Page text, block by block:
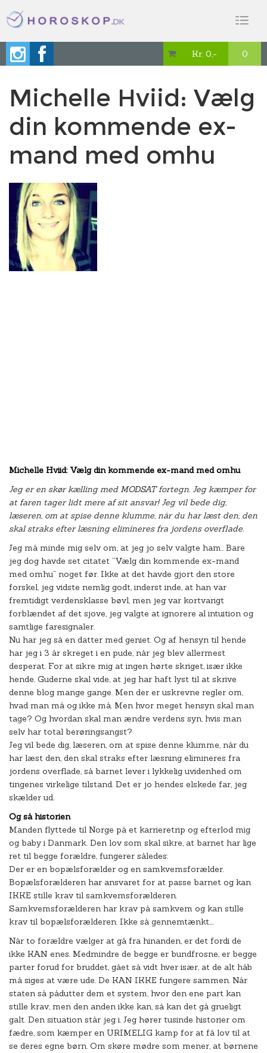
 Kr. 0,- 0
Michelle Hviid: Vælg
din kommende ex-
mand med omhu
Michelle Hviid: Vælg din kommende ex-mand med omhu
Jeg er en skør kælling med MODSAT fortegn. Jeg kæmper for
at faren tager lidt mere af sit ansvar! Jeg vil bede dig,
læseren, om at spise denne klumme, når du har læst den, den
skal straks efter læsning elimineres fra jordens overflade.
Jeg må minde mig selv om, at jeg jo selv valgte ham.. Bare
jeg dog havde set citatet ”Vælg din kommende ex-mand
med omhu” noget før. Ikke at det havde gjort den store
forskel, jeg vidste nemlig godt, inderst inde, at han var
fremtidigt verdensklasse bøvl, men jeg var kortvarigt
forblændet af det sjove, jeg valgte at ignorere al intuition og
samtlige faresignaler.
Nu har jeg så en datter med geniet. Og af hensyn til hende
har jeg i 3 år skreget i en pude, når jeg blev allermest
desperat. For at sikre mig at ingen hørte skriget, især ikke
hende. Guderne skal vide, at jeg har haft lyst til at skrive
denne blog mange gange. Men der er uskrevne regler om,
hvad man må og ikke må. Men hvor meget hensyn skal man
tage? Og hvordan skal man ændre verdens syn, hvis man
selv har total berøringsangst?
Jeg vil bede dig, læseren, om at spise denne klumme, når du
har læst den, den skal straks efter læsning elimineres fra
jordens overflade, så barnet lever i lykkelig uvidenhed om
tingenes virkelige tilstand. Det er jo hendes elskede far, jeg
skælder ud.
Og så historien
Manden flyttede til Norge på et karrieretrip og efterlod mig
og baby i Danmark. Den lov som skal sikre, at barnet har lige
ret til begge forældre, fungerer således:
Der er en bopælsforælder og en samkvemsforælder.
Bopælsforælderen har ansvaret for at passe barnet og kan
IKKE stille krav til samkvemsforælderen.
Samkvemsforælderen har krav på samkvem og kan stille
krav til bopælsforælderen. Ikke så gennemtænkt….
Når to forældre vælger at gå fra hinanden, er det fordi de
ikke KAN enes. Medmindre de begge er bundfrosne, er begge
parter forud for bruddet, gået så vidt hver især, at de alt håb
må siges at være ude. De KAN IKKE fungere sammen. Når
staten så pådutter dem et system, hvor den ene part kan
stille krav, men den anden ikke kan, så kan det gå grueligt
galt. Den situation står jeg i. Jeg hører tusinde historier om
fædre, som kæmper en URIMELIG kamp for at få lov til at
se deres egne børn. Om skøre mødre som mener, at børnene